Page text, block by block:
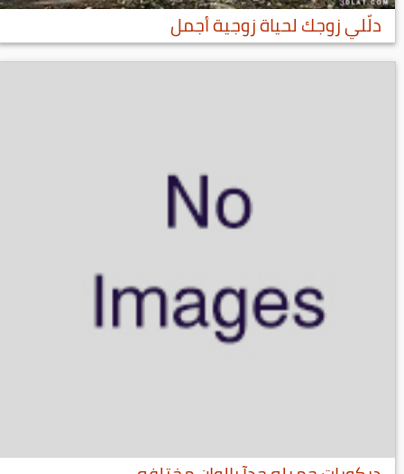
دلّلي زوجك لحياة زوجية أجمل